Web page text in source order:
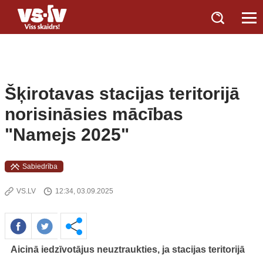
Šķirotavas stacijas teritorijā
norisināsies mācības
"Namejs 2025"
Sabiedrība
VS.LV 12:34, 03.09.2025
Aicinā iedzīvotājus neuztraukties, ja stacijas teritorijā